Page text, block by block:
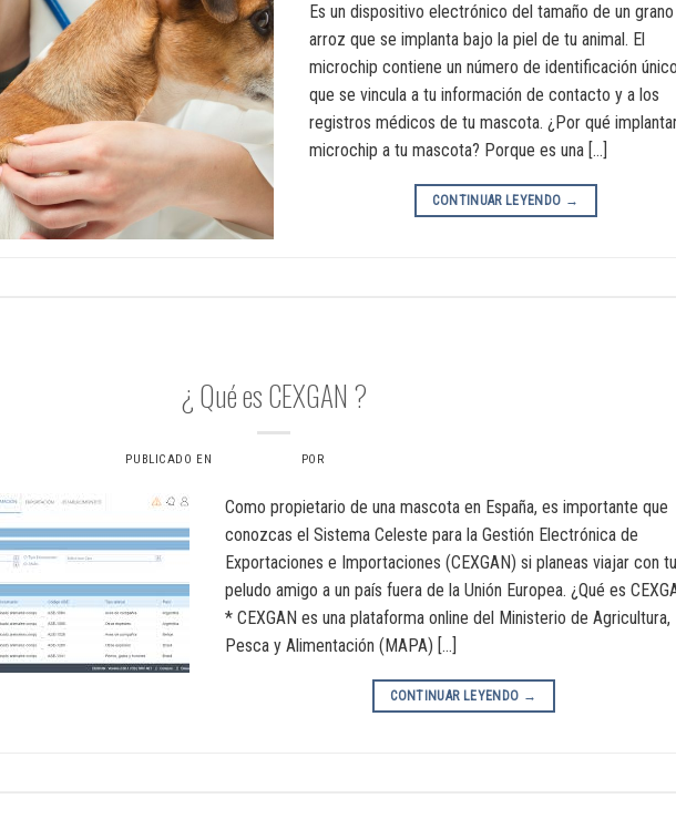
Es un dispositivo electrónico del tamaño de un
arroz que se implanta bajo la piel de tu animal. El
microchip contiene un número de identificación único
que se vincula a tu información de contacto y a los
registros médicos de tu mascota. ¿Por qué
microchip a tu mascota? Porque es una […]
CONTINUAR LEYENDO →
¿ Qué es CEXGAN ?
PUBLICADO EN POR
Como propietario de una mascota en España, es importante que
conozcas el Sistema Celeste para la Gestión Electrónica de
Exportaciones e Importaciones (CEXGAN) si planeas viajar con tu
peludo amigo a un país fuera de la Unión Europea. ¿Qué es
* CEXGAN es una plataforma online del Ministerio de Agricultura,
Pesca y Alimentación (MAPA) […]
CONTINUAR LEYENDO →